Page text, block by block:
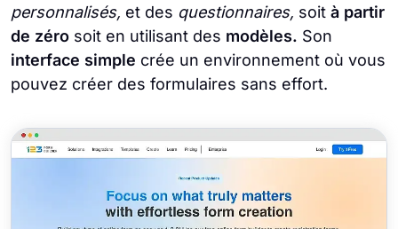
personnalisés, et des questionnaires, soit à partir
de zéro soit en utilisant des modèles. Son
interface simple crée un environnement où vous
pouvez créer des formulaires sans effort.